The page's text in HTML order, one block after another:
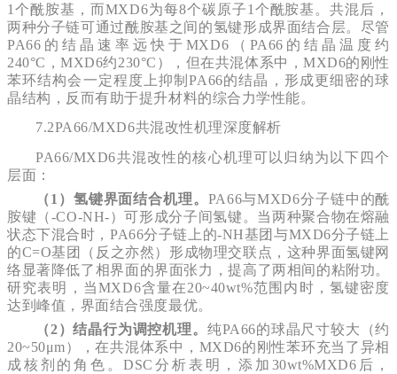
1个酰胺基，而MXD6为每8个碳原子1个酰胺基。共混后，
两种分子链可通过酰胺基之间的氢键形成界面结合层。尽管
PA66的结晶速率远快于MXD6（PA66的结晶温度约
240°C，MXD6约230°C），但在共混体系中，MXD6的刚性
苯环结构会一定程度上抑制PA66的结晶，形成更细密的球
晶结构，反而有助于提升材料的综合力学性能。
7.2PA66/MXD6共混改性机理深度解析
PA66/MXD6共混改性的核心机理可以归纳为以下四个
层面：
（1）氢键界面结合机理。 PA66与MXD6分子链中的酰
胺键（-CO-NH-）可形成分子间氢键。当两种聚合物在熔融
状态下混合时，PA66分子链上的-NH基团与MXD6分子链上
的C=O基团（反之亦然）形成物理交联点，这种界面氢键网
络显著降低了相界面的界面张力，提高了两相间的粘附功。
研究表明，当MXD6含量在20~40wt%范围内时，氢键密度
达到峰值，界面结合强度最优。
（2）结晶行为调控机理。 纯PA66的球晶尺寸较大（约
20~50μm），在共混体系中，MXD6的刚性苯环充当了异相
成核剂的角色。DSC分析表明，添加30wt%MXD6后，